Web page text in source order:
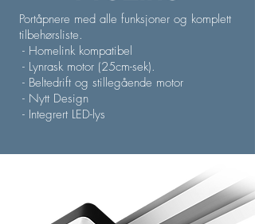
Portåpnere med alle funksjoner og komplett
tilbehørsliste.
- Homelink kompatibel
- Lynrask motor (25cm-sek).
- Beltedrift og stillegående motor
- Nytt Design
- Integrert LED-lys